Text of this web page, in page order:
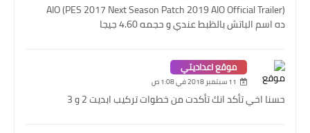
AIO (PES 2017 Next Season Patch 2019 AIO Official Trailer)
ده اسم الباتش بالظبط عندي و حجمه 4.60 جيجا
موقع اعداديتي
11 سبتمبر 2018 في 1:08 ص
حسنا اخي تأكد انك تأكدت من خطوات تركيب ابديت 2 و 3